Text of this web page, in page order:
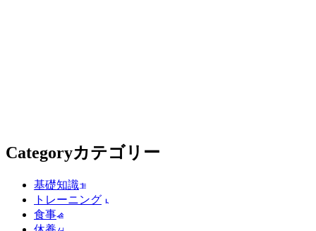
Categoryカテゴリー
基礎知識
トレーニング
食事